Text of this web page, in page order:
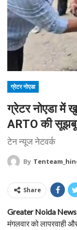
ग्रेटर नोएडा
ग्रेटर नोएडा में
ARTO की
टेन न्यूज नेटवर्क
By
Share
Greater Noida
मंगलवार को लापरवाही